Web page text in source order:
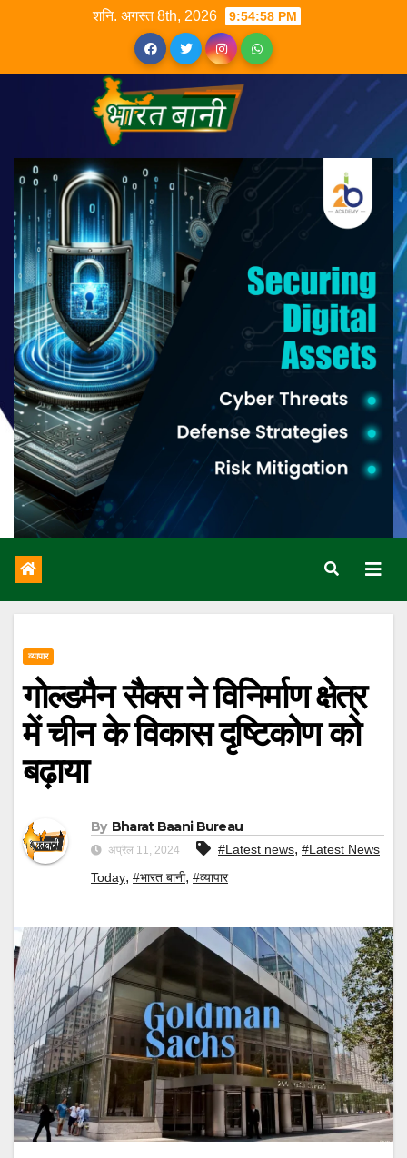
शनि. अगस्त 8th, 2026 9:54:59 PM
व्यापार
गोल्डमैन सैक्स ने विनिर्माण क्षेत्र
में चीन के विकास दृष्टिकोण को
बढ़ाया
By Bharat Baani Bureau
अप्रैल 11, 2024 #Latest news, #Latest News
Today, #भारत बानी, #व्यापार